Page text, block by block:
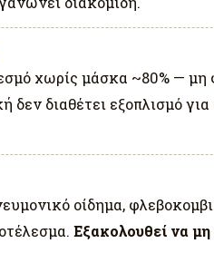
χωρίς μάσκα ~80% — μη
διαθέτει εξοπλισμό
οίδημα,
Εξακολουθεί να μη